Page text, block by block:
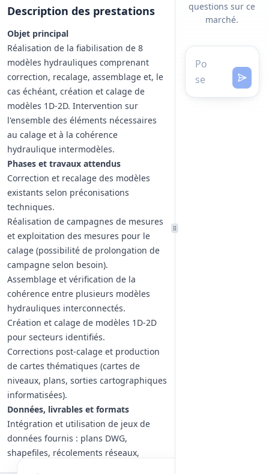
Description des prestations
Objet principal
Réalisation de la fiabilisation de 8
modèles hydrauliques comprenant
correction, recalage, assemblage et, le
cas échéant, création et calage de
modèles 1D‑2D. Intervention sur
l'ensemble des éléments nécessaires
au calage et à la cohérence
hydraulique intermodèles.
Phases et travaux attendus
Correction et recalage des modèles
existants selon préconisations
techniques.
Réalisation de campagnes de mesures
et exploitation des mesures pour le
calage (possibilité de prolongation de
campagne selon besoin).
Assemblage et vérification de la
cohérence entre plusieurs modèles
hydrauliques interconnectés.
Création et calage de modèles 1D‑2D
pour secteurs identifiés.
Corrections post‑calage et production
de cartes thématiques (cartes de
niveaux, plans, sorties cartographiques
informatisées).
Données, livrables et formats
Intégration et utilisation de jeux de
données fournis : plans DWG,
shapefiles, récolements réseaux,
questions sur ce
marché.